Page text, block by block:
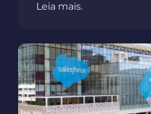
Leia mais.